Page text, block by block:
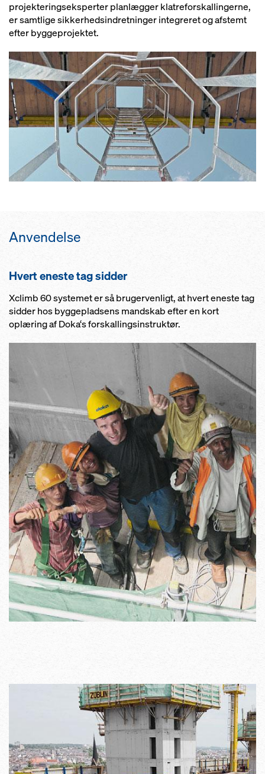
projekteringseksperter planlægger klatreforskallingerne,
er samtlige sikkerhedsindretninger integreret og afstemt
efter byggeprojektet.
Anvendelse
Hvert eneste tag sidder
Xclimb 60 systemet er så brugervenligt, at hvert eneste tag
sidder hos byggepladsens mandskab efter en kort
oplæring af Doka‘s forskallingsinstruktør.